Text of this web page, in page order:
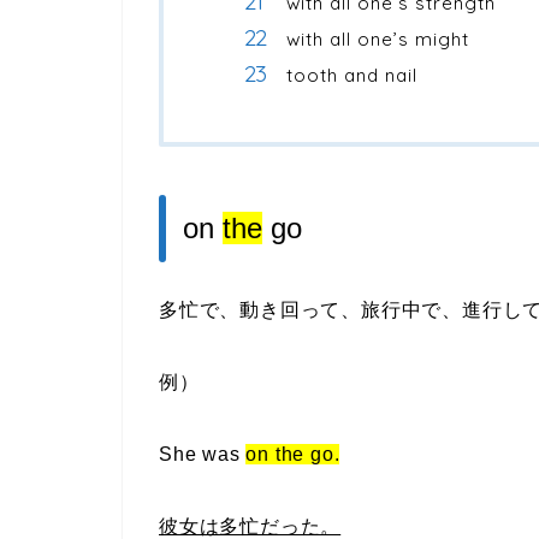
with all one’s might
tooth and nail
on the go
多忙で、動き回って、旅行中で、進行し
例）
She wason the go.
彼女は多忙だった。